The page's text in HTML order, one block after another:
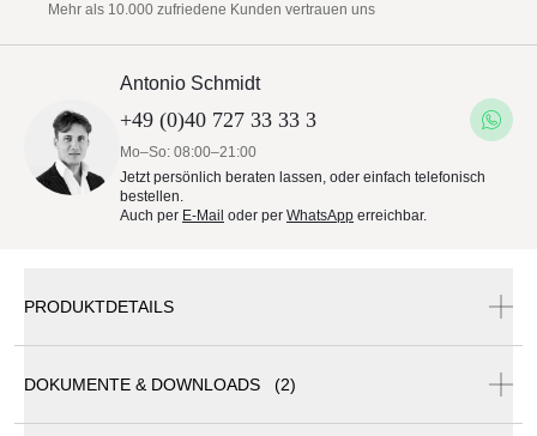
Mehr als 10.000 zufriedene Kunden vertrauen uns
Antonio Schmidt
+49 (0)40 727 33 33 3
Mo–So: 08:00–21:00
Jetzt persönlich beraten lassen, oder einfach telefonisch
bestellen.
Auch per E-Mail oder per WhatsApp erreichbar.
PRODUKTDETAILS
DOKUMENTE & DOWNLOADS (2)